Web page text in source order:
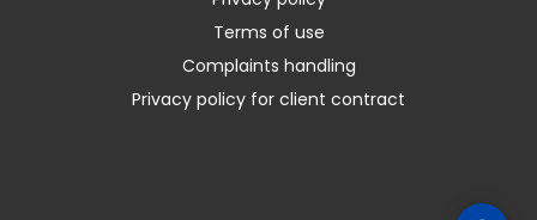
Terms of use
Complaints handling
Privacy policy for client contract